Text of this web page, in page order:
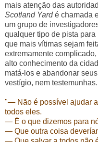
mais atenção das
Scotland Yardé chamada
um grupo de
qualquer tipo de pista
que mais vítimas sejam
extremamente
alto conhecimento da
matá-los e abandonar
vestígio, nem testemunhas.
"— Não é possível ajudar
todos eles.
— É o que dizemos para
— Que outra coisa